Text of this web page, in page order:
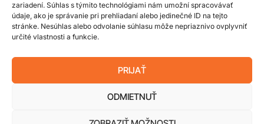
zariadení. Súhlas s týmito technológiami nám umožní spracovávať
údaje, ako je správanie pri prehliadaní alebo jedinečné ID na tejto
stránke. Nesúhlas alebo odvolanie súhlasu môže nepriaznivo ovplyvniť
určité vlastnosti a funkcie.
PRIJAŤ
ODMIETNUŤ
Legáčik s.r.o
Hrnčiarska 2/A
04001 Košice
IČ DPH: SK2023978330